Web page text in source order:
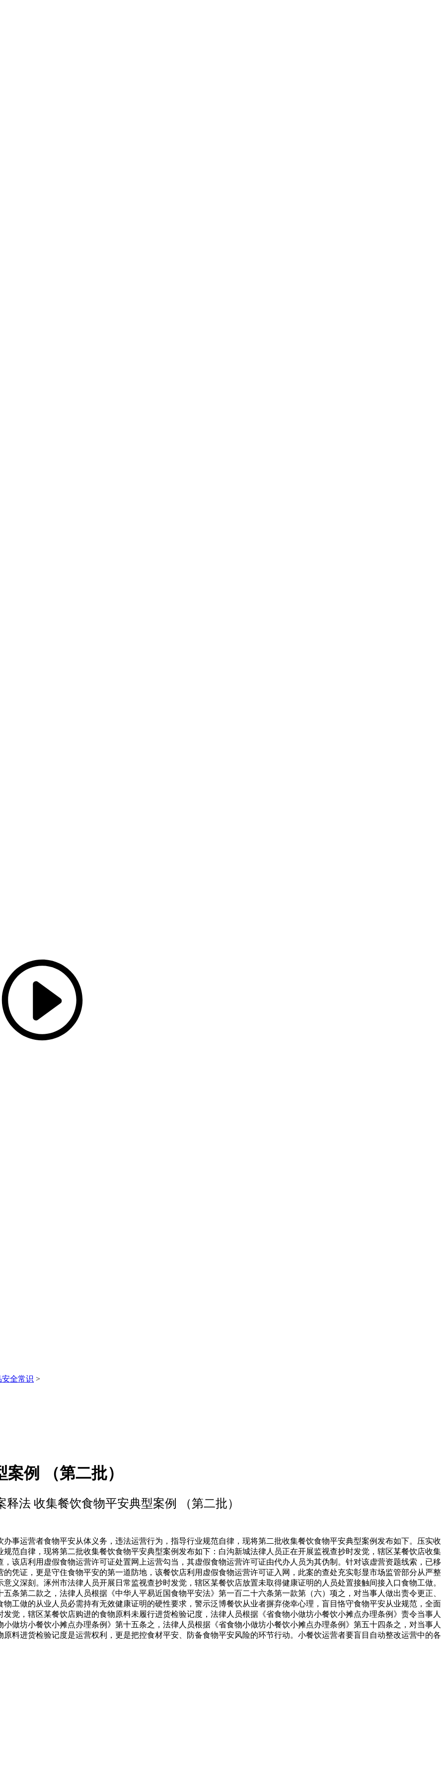
安全常识 >
例 （第二批）
释法 收集餐饮食物平安典型案例 （第二批）
运营者食物平安从体义务，违法运营行为，指导行业规范自律，现将第二批收集餐饮食物平安典型案例发布如下。压实收
范自律，现将第二批收集餐饮食物平安典型案例发布如下：白沟新城法律人员正在开展监视查抄时发觉，辖区某餐饮店收集
该店利用虚假食物运营许可证处置网上运营勾当，其虚假食物运营许可证由代办人员为其伪制。针对该虚营资题线索，已移
凭证，更是守住食物平安的第一道防地，该餐饮店利用虚假食物运营许可证入网，此案的查处充实彰显市场监管部分从严整
义深刻。涿州市法律人员开展日常监视查抄时发觉，辖区某餐饮店放置未取得健康证明的人员处置接触间接入口食物工做。
条第二款之，法律人员根据《中华人平易近国食物平安法》第一百二十六条第一款第（六）项之，对当事人做出责令更正、
工做的从业人员必需持有无效健康证明的硬性要求，警示泛博餐饮从业者摒弃侥幸心理，盲目恪守食物平安从业规范，全面
觉，辖区某餐饮店购进的食物原料未履行进货检验记度，法律人员根据《省食物小做坊小餐饮小摊点办理条例》责令当事人
做坊小餐饮小摊点办理条例》第十五条之，法律人员根据《省食物小做坊小餐饮小摊点办理条例》第五十四条之，对当事人
料进货检验记度是运营权利，更是把控食材平安、防备食物平安风险的环节行动。小餐饮运营者要盲目自动整改运营中的各